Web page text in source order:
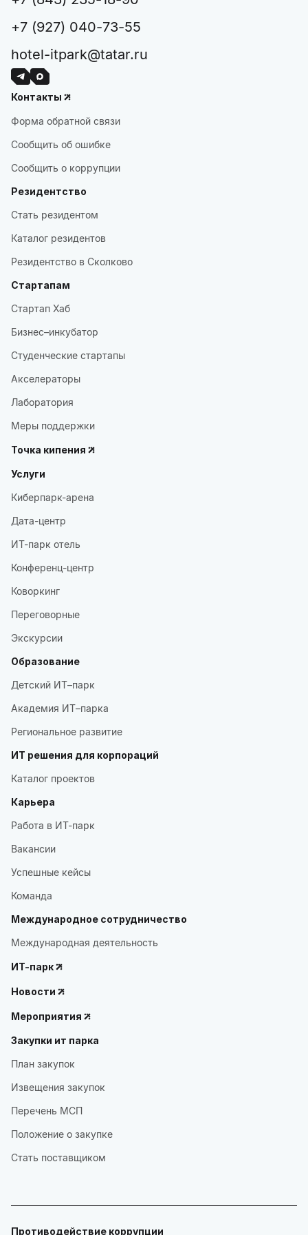
Обращаем ваше внимание, что в отеле установлено
Время заезда: с 15:00.
Время выезда: до 12:00.
+7 (927) 040-73-55
hotel-itpark@tatar.ru
Контакты
Форма обратной связи
Сообщить об ошибке
Сообщить о коррупции
Резидентство
Стать резидентом
Каталог резидентов
Резидентство в Сколково
Стартапам
Стартап Хаб
Бизнес–инкубатор
Студенческие стартапы
Акселераторы
Лаборатория
Меры поддержки
Точка кипения
Услуги
Киберпарк-арена
Дата-центр
ИТ-парк отель
Конференц-центр
Коворкинг
Переговорные
Экскурсии
Образование
Детский ИТ–парк
Академия ИТ–парка
Региональное развитие
ИТ решения для корпораций
Каталог проектов
Карьера
Работа в ИТ-парк
Вакансии
Успешные кейсы
Команда
Международное сотрудничество
Международная деятельность
ИТ-парк
Новости
Мероприятия
Закупки ит парка
План закупок
Извещения закупок
Перечень МСП
Положение о закупке
Стать поставщиком
Противодействие коррупции